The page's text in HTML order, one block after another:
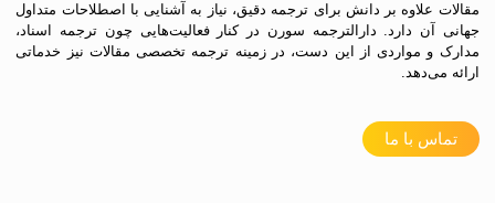
مقالات علاوه بر دانش برای ترجمه دقیق، نیاز به آشنایی با اصطلاحات متداول
جهانی آن دارد. دارالترجمه سورن در کنار فعالیت‌هایی چون ترجمه اسناد،
مدارک و مواردی از این دست، در زمینه ترجمه تخصصی مقالات نیز خدماتی
ارائه می‌دهد.
تماس با ما